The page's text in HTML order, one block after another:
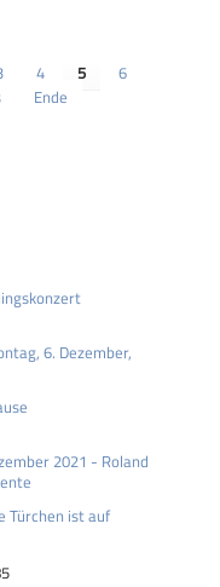
4 5
6
Ende
6. Dezember,
2021 - Roland
Türchen ist auf